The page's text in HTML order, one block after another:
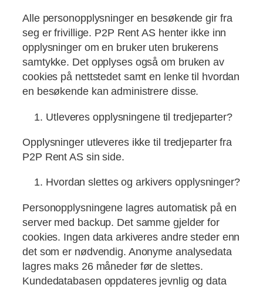
Alle personopplysninger en besøkende gir fra
seg er frivillige. P2P Rent AS henter ikke inn
opplysninger om en bruker uten brukerens
samtykke. Det opplyses også om bruken av
cookies på nettstedet samt en lenke til hvordan
en besøkende kan administrere disse.
Utleveres opplysningene til tredjeparter?
Opplysninger utleveres ikke til tredjeparter fra
P2P Rent AS sin side.
Hvordan slettes og arkivers opplysninger?
Personopplysningene lagres automatisk på en
server med backup. Det samme gjelder for
cookies. Ingen data arkiveres andre steder enn
det som er nødvendig. Anonyme analysedata
lagres maks 26 måneder før de slettes.
Kundedatabasen oppdateres jevnlig og data